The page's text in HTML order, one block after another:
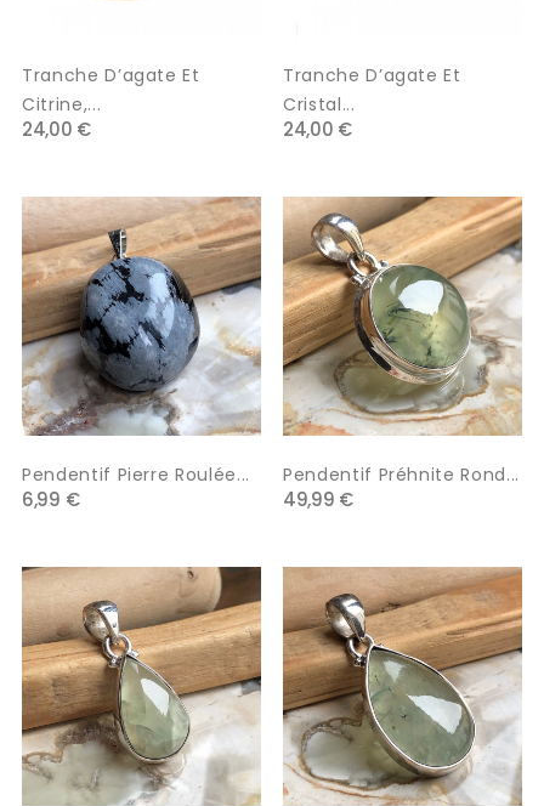
Tranche D’agate Et
Citrine,...
24,00 €
Tranche D’agate Et
Cristal...
24,00 €
Pendentif Pierre Roulée...
6,99 €
Pendentif Préhnite Rond...
49,99 €